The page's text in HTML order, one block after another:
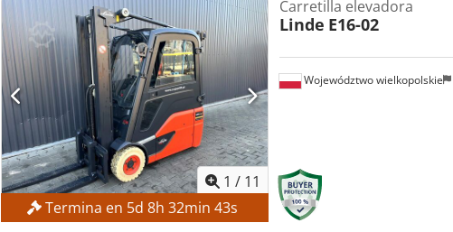
mm Altura máxima de elevación: 4.610 mm Altura de elevación libre:
Cedpfezpyibsx Agdjrf Altura total: 2.134 mm Tipo de neumático
Tipo de neumático trasero: neumático superelástico, negro Estado de los
LA MÁQUINA Tipo de motor: diésel Horas de funcionamiento: 5.061,0 h
propio: 4.648 kg EQUIPAMIENTO - Iluminación - Desplazador lateral -
de trabajo LED
1 / 11
Termina en 5d8h32min42s
Województwo wielkopolskie
Carretilla elevadora
Linde E16-02